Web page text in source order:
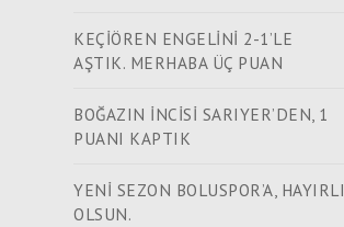
KEÇİÖREN ENGELİNİ 2-1’LE
AŞTIK. MERHABA ÜÇ PUAN
BOĞAZIN İNCİSİ SARIYER’DEN, 1
PUANI KAPTIK
YENİ SEZON BOLUSPOR’A, HAYIRLI
OLSUN.